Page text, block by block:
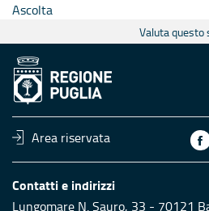
Ascolta
Valuta questo
Area riservata
Contatti e indirizzi
Lungomare N. Sauro, 33 - 70121